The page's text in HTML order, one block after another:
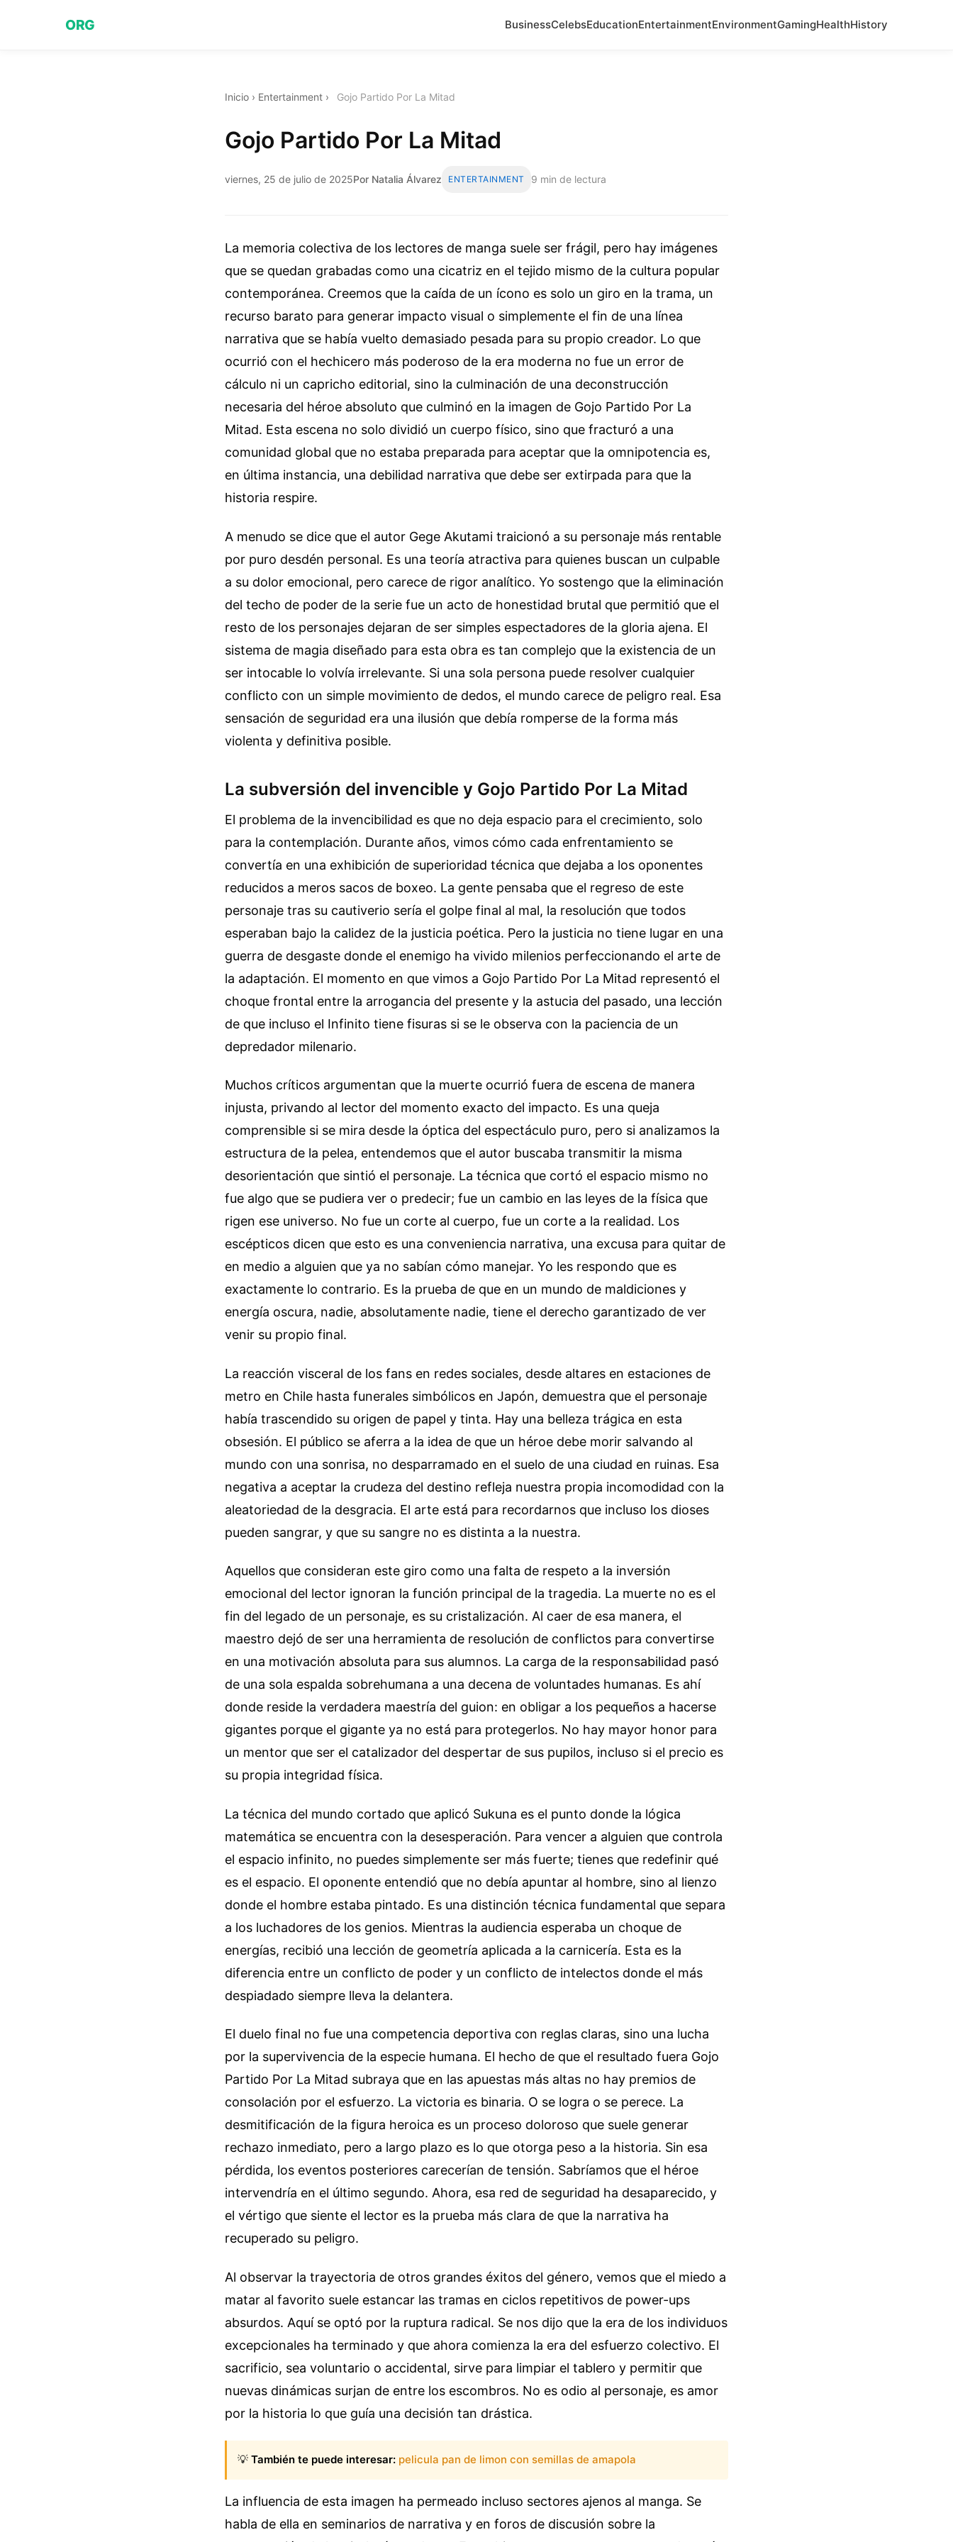
ORG BusinessCelebsEducationEntertainmentEnvironmentGamingHealthHistory
Inicio › Entertainment › Gojo Partido Por La Mitad
Gojo Partido Por La Mitad
viernes, 25 de julio de 2025Por Natalia Álvarez ENTERTAINMENT 9 min de lectura
La memoria colectiva de los lectores de manga suele ser frágil, pero hay imágenes
que se quedan grabadas como una cicatriz en el tejido mismo de la cultura popular
contemporánea. Creemos que la caída de un ícono es solo un giro en la trama, un
recurso barato para generar impacto visual o simplemente el fin de una línea
narrativa que se había vuelto demasiado pesada para su propio creador. Lo que
ocurrió con el hechicero más poderoso de la era moderna no fue un error de
cálculo ni un capricho editorial, sino la culminación de una deconstrucción
necesaria del héroe absoluto que culminó en la imagen de Gojo Partido Por La
Mitad. Esta escena no solo dividió un cuerpo físico, sino que fracturó a una
comunidad global que no estaba preparada para aceptar que la omnipotencia es,
en última instancia, una debilidad narrativa que debe ser extirpada para que la
historia respire.
A menudo se dice que el autor Gege Akutami traicionó a su personaje más rentable
por puro desdén personal. Es una teoría atractiva para quienes buscan un culpable
a su dolor emocional, pero carece de rigor analítico. Yo sostengo que la eliminación
del techo de poder de la serie fue un acto de honestidad brutal que permitió que el
resto de los personajes dejaran de ser simples espectadores de la gloria ajena. El
sistema de magia diseñado para esta obra es tan complejo que la existencia de un
ser intocable lo volvía irrelevante. Si una sola persona puede resolver cualquier
conflicto con un simple movimiento de dedos, el mundo carece de peligro real. Esa
sensación de seguridad era una ilusión que debía romperse de la forma más
violenta y definitiva posible.
La subversión del invencible y Gojo Partido Por La Mitad
El problema de la invencibilidad es que no deja espacio para el crecimiento, solo
para la contemplación. Durante años, vimos cómo cada enfrentamiento se
convertía en una exhibición de superioridad técnica que dejaba a los oponentes
reducidos a meros sacos de boxeo. La gente pensaba que el regreso de este
personaje tras su cautiverio sería el golpe final al mal, la resolución que todos
esperaban bajo la calidez de la justicia poética. Pero la justicia no tiene lugar en una
guerra de desgaste donde el enemigo ha vivido milenios perfeccionando el arte de
la adaptación. El momento en que vimos a Gojo Partido Por La Mitad representó el
choque frontal entre la arrogancia del presente y la astucia del pasado, una lección
de que incluso el Infinito tiene fisuras si se le observa con la paciencia de un
depredador milenario.
Muchos críticos argumentan que la muerte ocurrió fuera de escena de manera
injusta, privando al lector del momento exacto del impacto. Es una queja
comprensible si se mira desde la óptica del espectáculo puro, pero si analizamos la
estructura de la pelea, entendemos que el autor buscaba transmitir la misma
desorientación que sintió el personaje. La técnica que cortó el espacio mismo no
fue algo que se pudiera ver o predecir; fue un cambio en las leyes de la física que
rigen ese universo. No fue un corte al cuerpo, fue un corte a la realidad. Los
escépticos dicen que esto es una conveniencia narrativa, una excusa para quitar de
en medio a alguien que ya no sabían cómo manejar. Yo les respondo que es
exactamente lo contrario. Es la prueba de que en un mundo de maldiciones y
energía oscura, nadie, absolutamente nadie, tiene el derecho garantizado de ver
venir su propio final.
La reacción visceral de los fans en redes sociales, desde altares en estaciones de
metro en Chile hasta funerales simbólicos en Japón, demuestra que el personaje
había trascendido su origen de papel y tinta. Hay una belleza trágica en esta
obsesión. El público se aferra a la idea de que un héroe debe morir salvando al
mundo con una sonrisa, no desparramado en el suelo de una ciudad en ruinas. Esa
negativa a aceptar la crudeza del destino refleja nuestra propia incomodidad con la
aleatoriedad de la desgracia. El arte está para recordarnos que incluso los dioses
pueden sangrar, y que su sangre no es distinta a la nuestra.
Aquellos que consideran este giro como una falta de respeto a la inversión
emocional del lector ignoran la función principal de la tragedia. La muerte no es el
fin del legado de un personaje, es su cristalización. Al caer de esa manera, el
maestro dejó de ser una herramienta de resolución de conflictos para convertirse
en una motivación absoluta para sus alumnos. La carga de la responsabilidad pasó
de una sola espalda sobrehumana a una decena de voluntades humanas. Es ahí
donde reside la verdadera maestría del guion: en obligar a los pequeños a hacerse
gigantes porque el gigante ya no está para protegerlos. No hay mayor honor para
un mentor que ser el catalizador del despertar de sus pupilos, incluso si el precio es
su propia integridad física.
La técnica del mundo cortado que aplicó Sukuna es el punto donde la lógica
matemática se encuentra con la desesperación. Para vencer a alguien que controla
el espacio infinito, no puedes simplemente ser más fuerte; tienes que redefinir qué
es el espacio. El oponente entendió que no debía apuntar al hombre, sino al lienzo
donde el hombre estaba pintado. Es una distinción técnica fundamental que separa
a los luchadores de los genios. Mientras la audiencia esperaba un choque de
energías, recibió una lección de geometría aplicada a la carnicería. Esta es la
diferencia entre un conflicto de poder y un conflicto de intelectos donde el más
despiadado siempre lleva la delantera.
El duelo final no fue una competencia deportiva con reglas claras, sino una lucha
por la supervivencia de la especie humana. El hecho de que el resultado fuera Gojo
Partido Por La Mitad subraya que en las apuestas más altas no hay premios de
consolación por el esfuerzo. La victoria es binaria. O se logra o se perece. La
desmitificación de la figura heroica es un proceso doloroso que suele generar
rechazo inmediato, pero a largo plazo es lo que otorga peso a la historia. Sin esa
pérdida, los eventos posteriores carecerían de tensión. Sabríamos que el héroe
intervendría en el último segundo. Ahora, esa red de seguridad ha desaparecido, y
el vértigo que siente el lector es la prueba más clara de que la narrativa ha
recuperado su peligro.
Al observar la trayectoria de otros grandes éxitos del género, vemos que el miedo a
matar al favorito suele estancar las tramas en ciclos repetitivos de power-ups
absurdos. Aquí se optó por la ruptura radical. Se nos dijo que la era de los individuos
excepcionales ha terminado y que ahora comienza la era del esfuerzo colectivo. El
sacrificio, sea voluntario o accidental, sirve para limpiar el tablero y permitir que
nuevas dinámicas surjan de entre los escombros. No es odio al personaje, es amor
por la historia lo que guía una decisión tan drástica.
💡 También te puede interesar: pelicula pan de limon con semillas de amapola
La influencia de esta imagen ha permeado incluso sectores ajenos al manga. Se
habla de ella en seminarios de narrativa y en foros de discusión sobre la